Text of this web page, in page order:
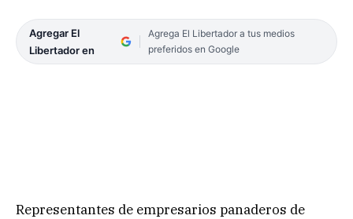
Agregar El
Libertador en
Agrega El Libertador a tus medios
preferidos en Google
Representantes de empresarios panaderos de